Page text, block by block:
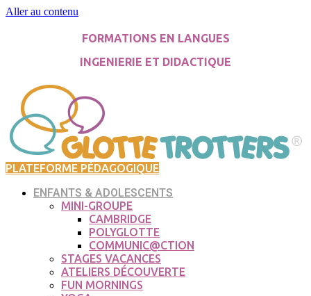
Aller au contenu
FORMATIONS EN LANGUES
INGENIERIE ET DIDACTIQUE
PLATEFORME PÉDAGOGIQUE
ENFANTS & ADOLESCENTS
MINI-GROUPE
CAMBRIDGE
POLYGLOTTE
COMMUNIC@CTION
STAGES VACANCES
ATELIERS DÉCOUVERTE
FUN MORNINGS